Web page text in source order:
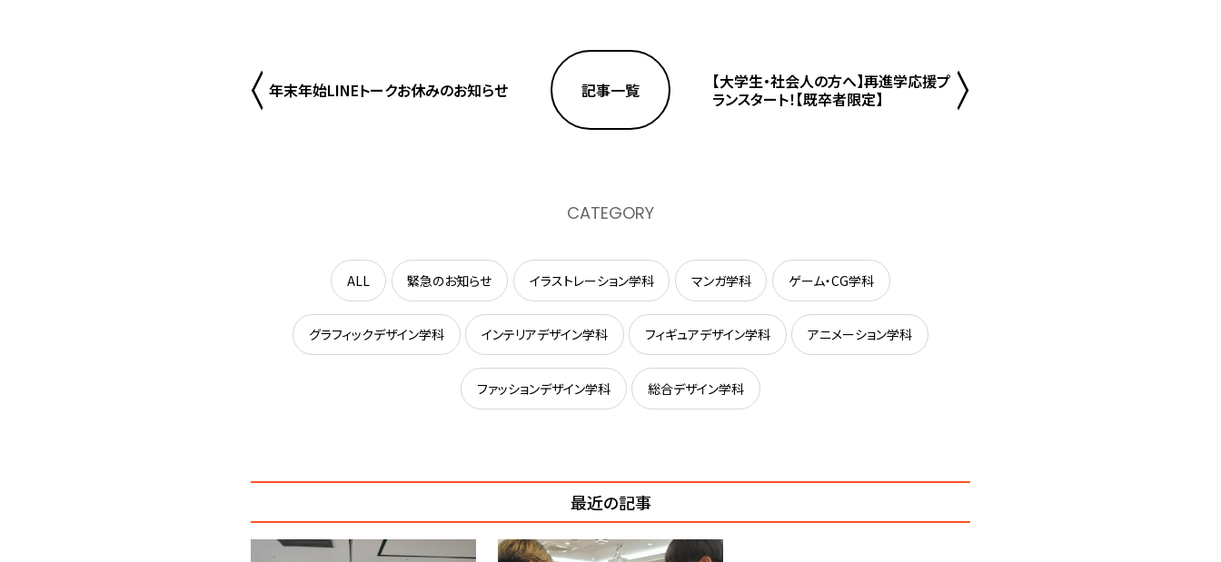
年末年始LINEトークお休みのお知らせ 記事一覧
【大学生・社会人の方へ】再進学応援プ
ランスタート！【既卒者限定】
CATEGORY
ALL 緊急のお知らせ イラストレーション学科 マンガ学科 ゲーム・CG学科
グラフィックデザイン学科 インテリアデザイン学科 フィギュアデザイン学科 アニメーション学科
ファッションデザイン学科 総合デザイン学科
最近の記事